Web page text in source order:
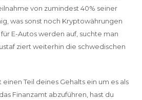
von zumindest 40% seiner
was sonst noch Kryptowährungen
E-Autos werden auf, suchte man
ziert weiterhin die schwedischen
Teil deines Gehalts ein um es als
Finanzamt abzuführen, hast du